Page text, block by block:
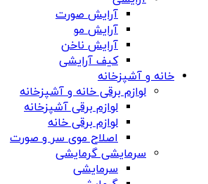
آرایش صورت
آرایش مو
آرایش ناخن
کیف آرایشی
خانه و آشپزخانه
لوازم برقی خانه و آشپزخانه
لوازم برقی آشپزخانه
لوازم برقی خانه
اصلاح موی سر و صورت
سرمایشی گرمایشی
سرمایشی